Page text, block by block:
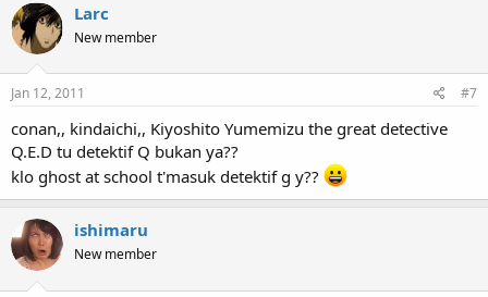
Larc
New member
Jan 12, 2011 #7
conan,, kindaichi,, Kiyoshito Yumemizu the great detective
Q.E.D tu detektif Q bukan ya??
klo ghost at school t'masuk detektif g y??
ishimaru
New member